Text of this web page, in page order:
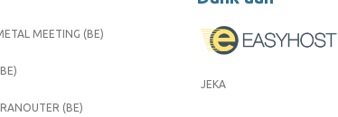
MEETING (BE)
(BE)
JEKA